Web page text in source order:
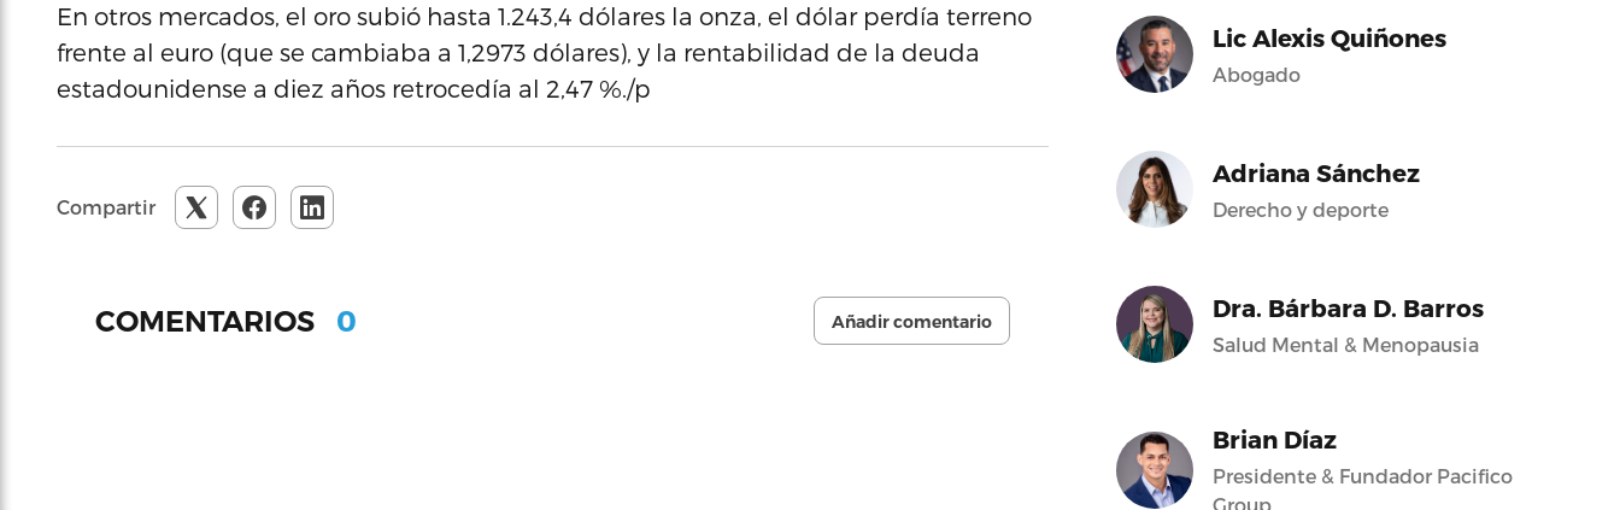
En otros mercados, el oro subió hasta 1.243,4 dólares la onza, el dólar perdía terreno
frente al euro (que se cambiaba a 1,2973 dólares), y la rentabilidad de la deuda
estadounidense a diez años retrocedía al 2,47 %./p
Compartir
COMENTARIOS 0 Añadir comentario
Lic Alexis Quiñones
Abogado
Adriana Sánchez
Derecho y deporte
Dra. Bárbara D. Barros
Salud Mental & Menopausia
Brian Díaz
Presidente & Fundador Pacifico
Group